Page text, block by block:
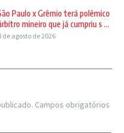
Paulo x Grêmio terá polêmico
mineiro que já cumpriu s ...
de agosto de 2026
Campos obrigatórios